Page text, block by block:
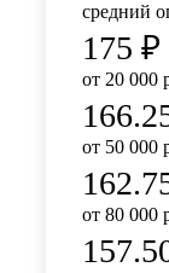
средний
175 ₽
от 20 000
от 50 000
от 80 000